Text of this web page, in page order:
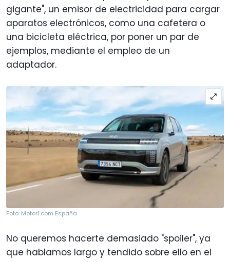
gigante", un emisor de electricidad para cargar
aparatos electrónicos, como una cafetera o
una bicicleta eléctrica, por poner un par de
ejemplos, mediante el empleo de un
adaptador.
Foto: Motor1.com España
No queremos hacerte demasiado "spoiler", ya
que hablamos largo y tendido sobre ello en el